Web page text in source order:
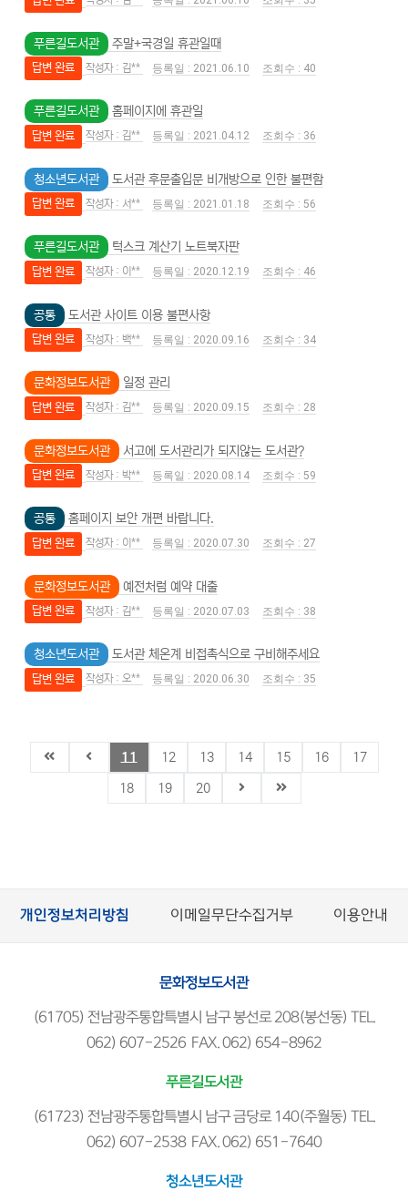
푸른길도서관 주말+국경일 휴관일때
답변 완료 김** 2021.06.10 40
푸른길도서관 홈페이지에 휴관일
답변 완료 김** 2021.04.12 36
청소년도서관 도서관 후문출입문 비개방으로 인한 불편함
답변 완료 서** 2021.01.18 56
푸른길도서관 턱스크 계산기 노트북자판
답변 완료 이** 2020.12.19 46
공통 도서관 사이트 이용 불편사항
답변 완료 백** 2020.09.16 34
문화정보도서관 일정 관리
답변 완료 김** 2020.09.15 28
문화정보도서관 서고에 도서관리가 되지않는 도서관?
답변 완료 박** 2020.08.14 59
공통 홈페이지 보안 개편 바랍니다.
답변 완료 이** 2020.07.30 27
문화정보도서관 예전처럼 예약 대출
답변 완료 김** 2020.07.03 38
청소년도서관 도서관 체온계 비접촉식으로 구비해주세요
답변 완료 오** 2020.06.30 35
11 12 13 14 15 16 17
18 19 20
개인정보처리방침 이메일무단수집거부 이용안내
문화정보도서관
(61705) 전남광주통합특별시 남구 봉선로 208(봉선동) TEL.
062) 607-2526 FAX. 062) 654-8962
푸른길도서관
(61723) 전남광주통합특별시 남구 금당로 140(주월동) TEL.
062) 607-2538 FAX. 062) 651-7640
청소년도서관